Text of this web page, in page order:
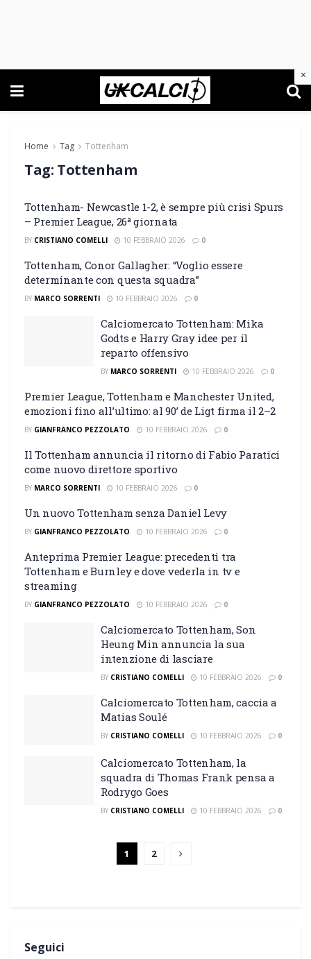
Home Tag Tottenham
Tag: Tottenham
Tottenham- Newcastle 1-2, è sempre più crisi Spurs
– Premier League, 26ª giornata
BY CRISTIANO COMELLI 10 FEBBRAIO 2026 0
Tottenham, Conor Gallagher: “Voglio essere
determinante con questa squadra”
BY MARCO SORRENTI 10 FEBBRAIO 2026 0
Calciomercato Tottenham: Mika
Godts e Harry Gray idee per il
reparto offensivo
BY MARCO SORRENTI 10 FEBBRAIO 2026 0
Premier League, Tottenham e Manchester United,
emozioni fino all’ultimo: al 90’ de Ligt firma il 2–2
BY GIANFRANCO PEZZOLATO 10 FEBBRAIO 2026 0
Il Tottenham annuncia il ritorno di Fabio Paratici
come nuovo direttore sportivo
BY MARCO SORRENTI 10 FEBBRAIO 2026 0
Un nuovo Tottenham senza Daniel Levy
BY GIANFRANCO PEZZOLATO 10 FEBBRAIO 2026 0
Anteprima Premier League: precedenti tra
Tottenham e Burnley e dove vederla in tv e
streaming
BY GIANFRANCO PEZZOLATO 10 FEBBRAIO 2026 0
Calciomercato Tottenham, Son
Heung Min annuncia la sua
intenzione di lasciare
BY CRISTIANO COMELLI 10 FEBBRAIO 2026 0
Calciomercato Tottenham, caccia a
Matias Soulé
BY CRISTIANO COMELLI 10 FEBBRAIO 2026 0
Calciomercato Tottenham, la
squadra di Thomas Frank pensa a
Rodrygo Goes
BY CRISTIANO COMELLI 10 FEBBRAIO 2026 0
1 2
Seguici
×